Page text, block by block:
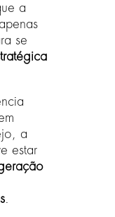
a
se
a
estar
.